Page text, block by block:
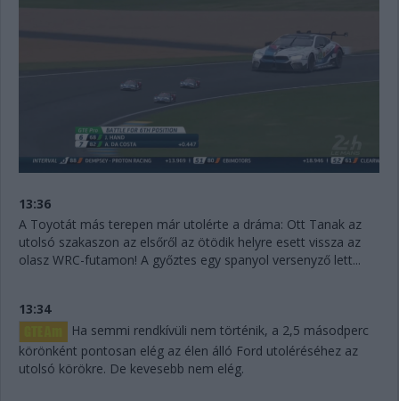
13:36
A Toyotát más terepen már utolérte a dráma: Ott Tanak az
utolsó szakaszon az elsőről az ötödik helyre esett vissza az
olasz WRC-futamon! A győztes egy spanyol versenyző lett...
13:34
Ha semmi rendkívüli nem történik, a 2,5 másodperc
körönként pontosan elég az élen álló Ford utoléréséhez az
utolsó körökre. De kevesebb nem elég.